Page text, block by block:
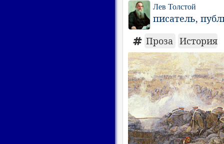
Лев Толстой
писатель,
Проза История